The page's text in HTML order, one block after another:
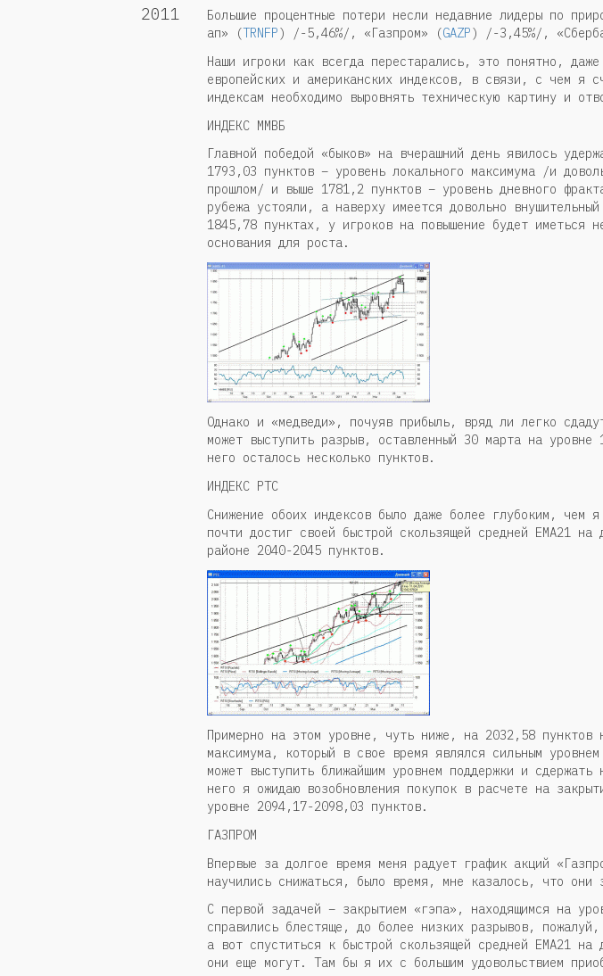
2011
Большие процентные потери несли недавние лидеры по
ап» (TRNFP) /-5,46%/, «Газпром» (GAZP) /-3,45%/,
Наши игроки как всегда перестарались, это понятно,
европейских и американских индексов, в связи, с чем я
индексам необходимо выровнять техническую картину и
ИНДЕКС ММВБ
Главной победой «быков» на вчерашний день явилось
1793,03 пунктов – уровень локального максимума /и
прошлом/ и выше 1781,2 пунктов – уровень дневного
рубежа устояли, а наверху имеется довольно
1845,78 пунктах, у игроков на повышение будет иметься
основания для роста.
Однако и «медведи», почуяв прибыль, вряд ли легко
может выступить разрыв, оставленный 30 марта на
него осталось несколько пунктов.
ИНДЕКС РТС
Снижение обоих индексов было даже более глубоким, чем
почти достиг своей быстрой скользящей средней ЕМА21 на
районе 2040-2045 пунктов.
Примерно на этом уровне, чуть ниже, на 2032,58 пунктов
максимума, который в свое время являлся сильным
может выступить ближайшим уровнем поддержки и
него я ожидаю возобновления покупок в расчете на
уровне 2094,17-2098,03 пунктов.
ГАЗПРОМ
Впервые за долгое время меня радует график акций
научились снижаться, было время, мне казалось, что они
С первой задачей – закрытием «гэпа», находящимся на
справились блестяще, до более низких разрывов,
а вот спуститься к быстрой скользящей средней ЕМА21
они еще могут. Там бы я их с большим удовольствием